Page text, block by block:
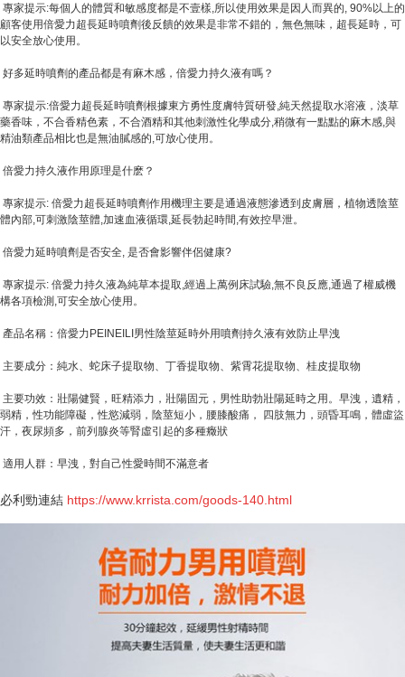
專家提示:每個人的體質和敏感度都是不壹樣,所以使用效果是因人而異的, 90%以上的
顧客使用倍愛力超長延時噴劑後反饋的效果是非常不錯的，無色無味，超長延時，可
以安全放心使用。
好多延時噴劑的產品都是有麻木感，倍愛力持久液有嗎？
專家提示:倍愛力超長延時噴劑根據東方勇性度膚特質研發,純天然提取水溶液，淡草
藥香味，不合香精色素，不合酒精和其他刺激性化學成分,稍微有一點點的麻木感,與
精油類產品相比也是無油膩感的,可放心使用。
倍愛力持久液作用原理是什麽？
專家提示: 倍愛力超長延時噴劑作用機理主要是通過液態滲透到皮膚層，植物透陰莖
體內部,可刺激陰莖體,加速血液循環,延長勃起時間,有效控早泄。
倍愛力延時噴劑是否安全, 是否會影響伴侶健康?
專家提示: 倍愛力持久液為純草本提取,經過上萬例床試驗,無不良反應,通過了權威機
構各項檢測,可安全放心使用。
產品名稱：倍愛力PEINEILI男性陰莖延時外用噴劑持久液有效防止早洩
主要成分：純水、蛇床子提取物、丁香提取物、紫霄花提取物、桂皮提取物
主要功效：壯陽健賢，旺精添力，壯陽固元，男性助勃壯陽延時之用。早洩，遺精，
弱精，性功能障礙，性慾減弱，陰莖短小，腰膝酸痛， 四肢無力，頭昏耳鳴，體虛盜
汗，夜尿頻多，前列腺炎等腎虛引起的多種癥狀
適用人群：早洩，對自己性愛時間不滿意者
必利勁連結 https://www.krrista.com/goods-140.html